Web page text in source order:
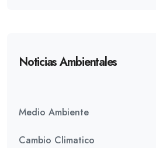
Noticias Ambientales
Medio Ambiente
Cambio Climatico